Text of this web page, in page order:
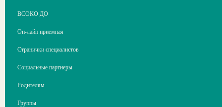
ВСОКО ДО
Он-лайн приемная
Странички специалистов
Социальные партнеры
Родителям
Группы